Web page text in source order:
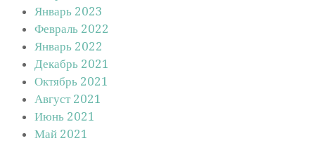
Январь 2023
Февраль 2022
Январь 2022
Декабрь 2021
Октябрь 2021
Август 2021
Июнь 2021
Май 2021